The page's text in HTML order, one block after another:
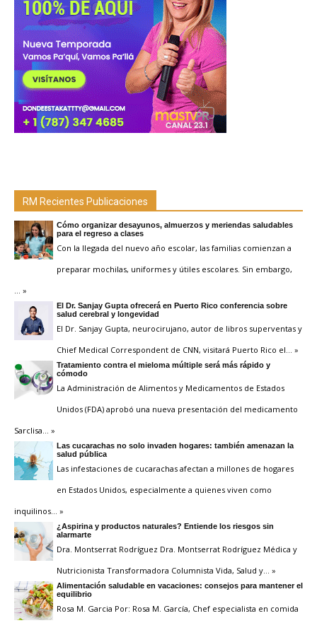
RM Recientes Publicaciones
Cómo organizar desayunos, almuerzos y meriendas saludables
para el regreso a clases
Con la llegada del nuevo año escolar, las familias comienzan a
preparar mochilas, uniformes y útiles escolares. Sin embargo,
… »
El Dr. Sanjay Gupta ofrecerá en Puerto Rico conferencia sobre
salud cerebral y longevidad
El Dr. Sanjay Gupta, neurocirujano, autor de libros superventas y
Chief Medical Correspondent de CNN, visitará Puerto Rico el … »
Tratamiento contra el mieloma múltiple será más rápido y
cómodo
La Administración de Alimentos y Medicamentos de Estados
Unidos (FDA) aprobó una nueva presentación del medicamento
Sarclisa … »
Las cucarachas no solo invaden hogares: también amenazan la
salud pública
Las infestaciones de cucarachas afectan a millones de hogares
en Estados Unidos, especialmente a quienes viven como
inquilinos … »
¿Aspirina y productos naturales? Entiende los riesgos sin
alarmarte
Dra. Montserrat Rodríguez Dra. Montserrat Rodríguez Médica y
Nutricionista Transformadora Columnista Vida, Salud y … »
Alimentación saludable en vacaciones: consejos para mantener el
equilibrio
Rosa M. Garcia Por: Rosa M. García, Chef especialista en comida